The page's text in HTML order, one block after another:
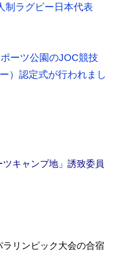
制ラグビー日本代表
ーツ公園のJOC競技
）認定式が行われまし
キャンプ地」誘致委員
リンピック大会の合宿